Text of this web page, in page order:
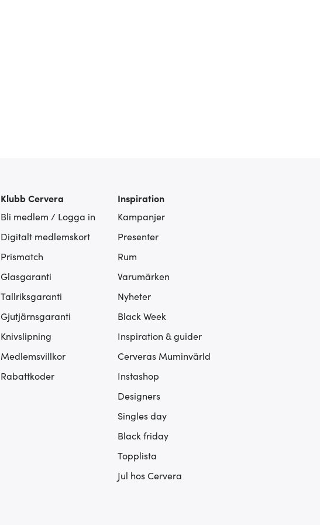
Klubb Cervera
Bli medlem / Logga in
Digitalt medlemskort
Prismatch
Glasgaranti
Tallriksgaranti
Gjutjärnsgaranti
Knivslipning
Medlemsvillkor
Rabattkoder
Inspiration
Kampanjer
Presenter
Rum
Varumärken
Nyheter
Black Week
Inspiration & guider
Cerveras Muminvärld
Instashop
Designers
Singles day
Black friday
Topplista
Jul hos Cervera